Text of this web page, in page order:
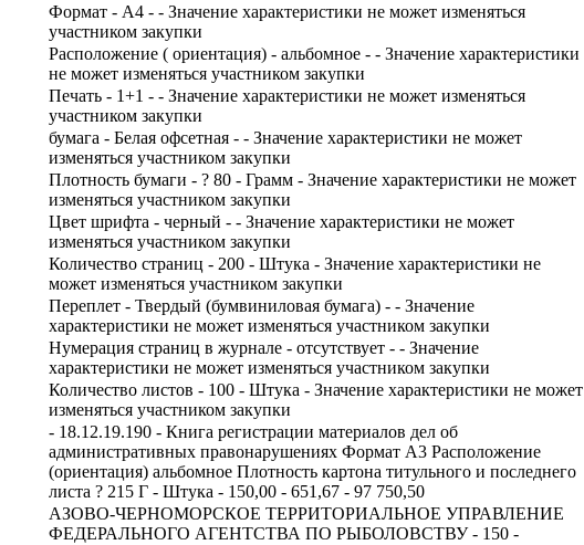
Формат - А4 - - Значение характеристики не может изменяться
участником закупки
Расположение ( ориентация) - альбомное - - Значение характеристики
не может изменяться участником закупки
Печать - 1+1 - - Значение характеристики не может изменяться
участником закупки
бумага - Белая офсетная - - Значение характеристики не может
изменяться участником закупки
Плотность бумаги - ? 80 - Грамм - Значение характеристики не может
изменяться участником закупки
Цвет шрифта - черный - - Значение характеристики не может
изменяться участником закупки
Количество страниц - 200 - Штука - Значение характеристики не
может изменяться участником закупки
Переплет - Твердый (бумвиниловая бумага) - - Значение
характеристики не может изменяться участником закупки
Нумерация страниц в журнале - отсутствует - - Значение
характеристики не может изменяться участником закупки
Количество листов - 100 - Штука - Значение характеристики не может
изменяться участником закупки
- 18.12.19.190 - Книга регистрации материалов дел об
административных правонарушениях Формат А3 Расположение
(ориентация) альбомное Плотность картона титульного и последнего
листа ? 215 Г - Штука - 150,00 - 651,67 - 97 750,50
АЗОВО-ЧЕРНОМОРСКОЕ ТЕРРИТОРИАЛЬНОЕ УПРАВЛЕНИЕ
ФЕДЕРАЛЬНОГО АГЕНТСТВА ПО РЫБОЛОВСТВУ - 150 -